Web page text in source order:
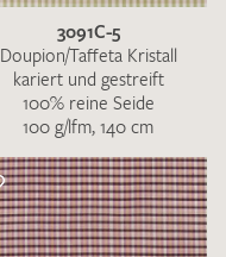
3091C-5
Doupion/Taffeta Kristall
kariert und gestreift
100% reine Seide
100 g/lfm, 140 cm